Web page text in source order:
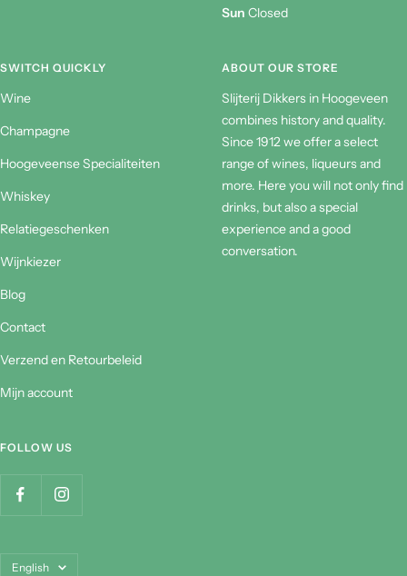
Sun Closed
SWITCH QUICKLY
Wine
Champagne
Hoogeveense Specialiteiten
Whiskey
Relatiegeschenken
Wijnkiezer
Blog
Contact
Verzend en Retourbeleid
Mijn account
ABOUT OUR STORE
Slijterij Dikkers in Hoogeveen
combines history and quality.
Since 1912 we offer a select
range of wines, liqueurs and
more. Here you will not only find
drinks, but also a special
experience and a good
conversation.
FOLLOW US
Language
English